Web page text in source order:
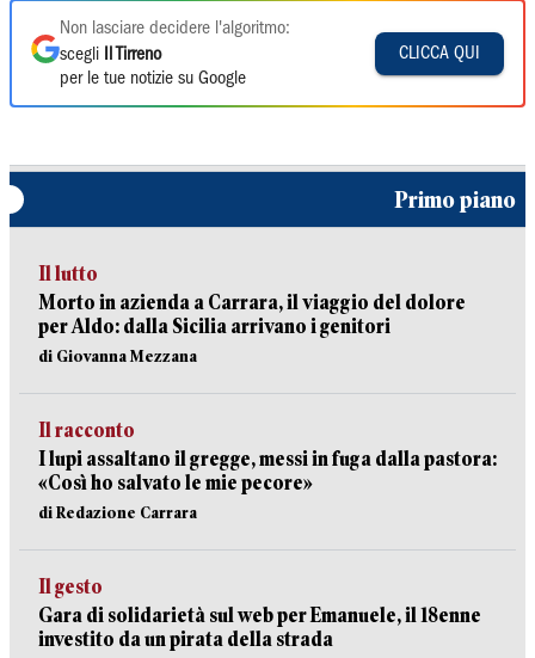
Non lasciare decidere l'algoritmo:
scegli
Il Tirreno
per le tue notizie su Google
CLICCA QUI
Primo piano
Il lutto
Morto in azienda a Carrara, il viaggio del dolore
per Aldo: dalla Sicilia arrivano i genitori
di Giovanna Mezzana
Il racconto
I lupi assaltano il gregge, messi in fuga dalla pastora:
«Così ho salvato le mie pecore»
di Redazione Carrara
Il gesto
Gara di solidarietà sul web per Emanuele, il 18enne
investito da un pirata della strada